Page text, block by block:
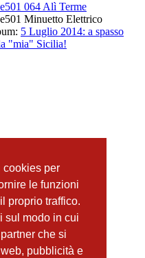
cookies per
le funzioni
proprio traffico.
sul modo in cui
che si
pubblicità e
064 Alì Terme
Minuetto Elettrico
5 Luglio 2014: a spasso
"mia" Sicilia!